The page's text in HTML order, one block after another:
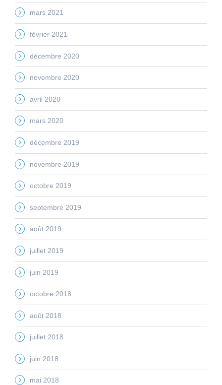
mars 2021
février 2021
décembre 2020
novembre 2020
avril 2020
mars 2020
décembre 2019
novembre 2019
octobre 2019
septembre 2019
août 2019
juillet 2019
juin 2019
octobre 2018
août 2018
juillet 2018
juin 2018
mai 2018